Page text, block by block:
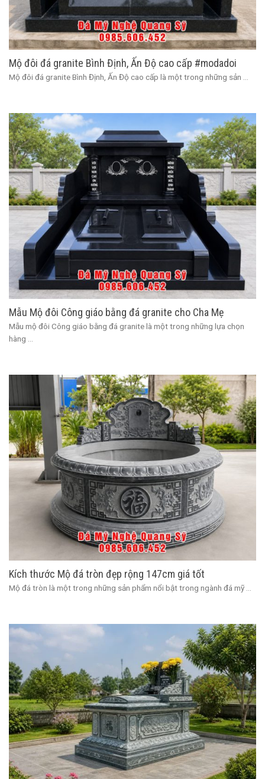
Mộ đôi đá granite Bình Định, Ấn Độ cao cấp #modadoi
Mộ đôi đá granite Bình Định, Ấn Độ cao cấp là một trong những sản ...
Mẫu Mộ đôi Công giáo bằng đá granite cho Cha Mẹ
Mẫu mộ đôi Công giáo bằng đá granite là một trong những lựa chọn
hàng ...
Kích thước Mộ đá tròn đẹp rộng 147cm giá tốt
Mộ đá tròn là một trong những sản phẩm nổi bật trong ngành đá mỹ ...